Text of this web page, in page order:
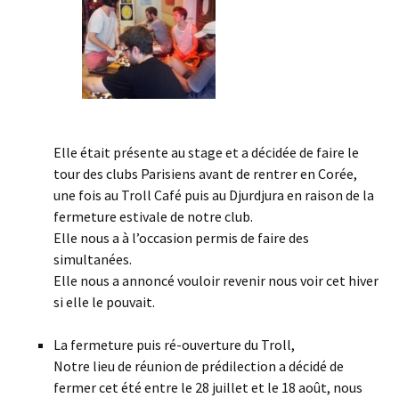
Elle était présente au stage et a décidée de faire le
tour des clubs Parisiens avant de rentrer en Corée,
une fois au Troll Café puis au Djurdjura en raison de la
fermeture estivale de notre club.
Elle nous a à l’occasion permis de faire des
simultanées.
Elle nous a annoncé vouloir revenir nous voir cet hiver
si elle le pouvait.
La fermeture puis ré-ouverture du Troll,
Notre lieu de réunion de prédilection a décidé de
fermer cet été entre le 28 juillet et le 18 août, nous